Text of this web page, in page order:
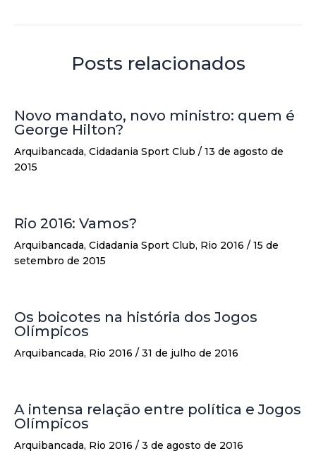
Posts relacionados
Novo mandato, novo ministro: quem é
George Hilton?
Arquibancada, Cidadania Sport Club / 13 de agosto de
2015
Rio 2016: Vamos?
Arquibancada, Cidadania Sport Club, Rio 2016 / 15 de
setembro de 2015
Os boicotes na história dos Jogos
Olímpicos
Arquibancada, Rio 2016 / 31 de julho de 2016
A intensa relação entre política e Jogos
Olímpicos
Arquibancada, Rio 2016 / 3 de agosto de 2016